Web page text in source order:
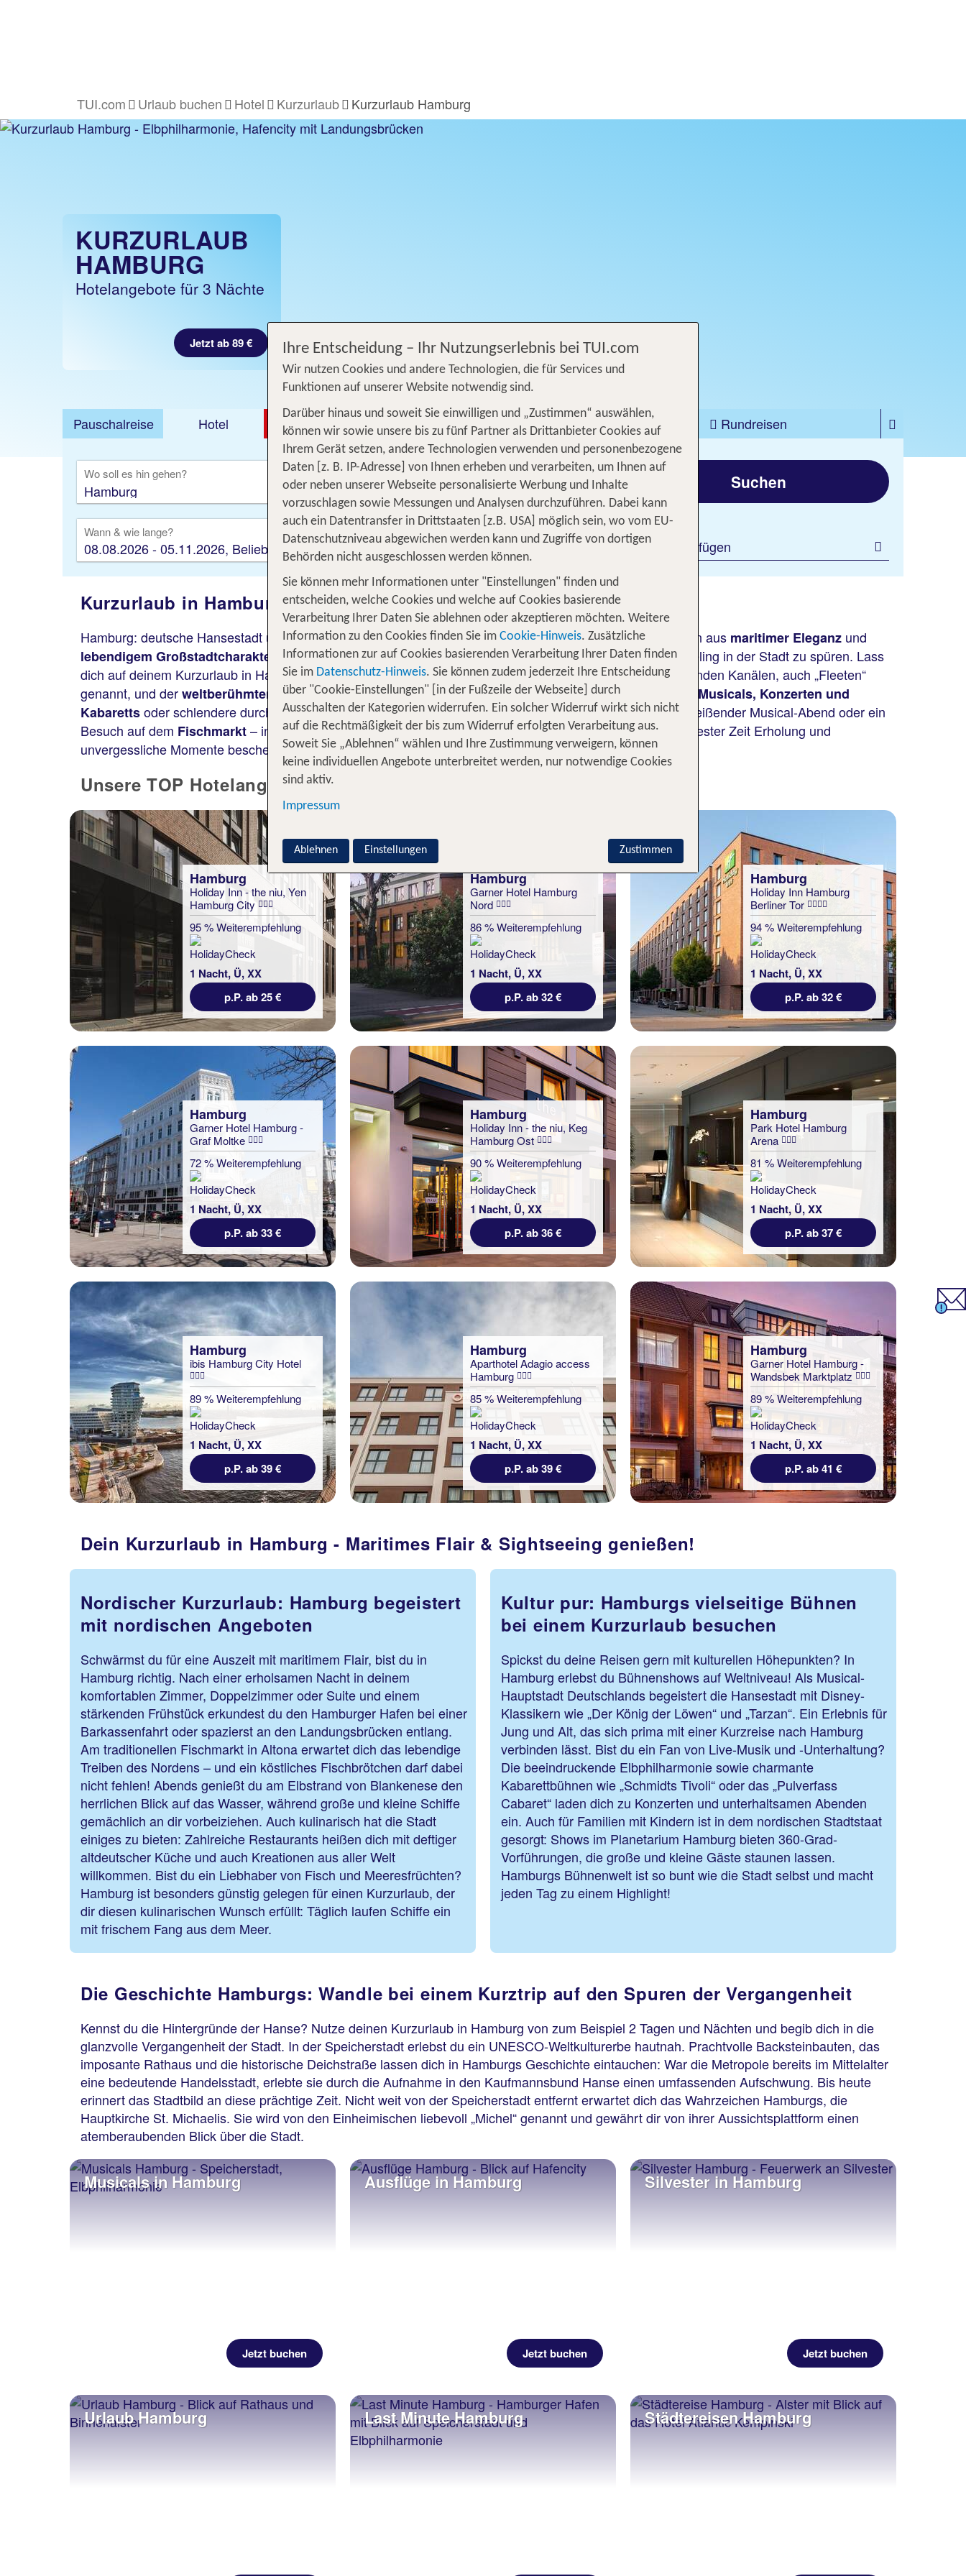
TUI.com Urlaub buchen Hotel Kurzurlaub Kurzurlaub Hamburg
KURZURLAUB
HAMBURG
Hotelangebote für 3 Nächte
Jetzt ab 89 €
Pauschalreise Hotel DEALS Flug Ferienhaus Mietwagen Kreuzfahrten
Rundreisen
Ausflüge
Camper Privattransfer Zusatzleistungen
Wo soll es hin gehen?
Flug hinzufügen
Wann & wie lange?
08.08.2026 - 05.11.2026, Beliebig
Wer reist mit?
2 Erwachsene
Suchen
Filter hinzufügen
Kurzurlaub in Hamburg: Besuche die Perle des Nordens!
Hamburg: deutsche Hansestadt undMusical-Hotspot. Die Metropole an der Elbe steht für eine Kombination aus maritimer Eleganz und
lebendigem Großstadtcharakter.
Hamburg ist "nah am Wasser gebaut" – nahezu überall ist das Küstenfeeling in der Stadt zu spüren. Lass
dich auf deinem Kurzurlaub in Hamburg verzaubern von derhistorischen Speicherstadt, den beeindruckenden Kanälen, auch „Fleeten“
genannt, und derweltberühmten Elbphilharmonie. Entdecke die facettenreiche Kulturszene der Stadt mit Musicals, Konzerten und
Kabarettsoder schlendere durch Hamburgs City und kreative Viertel. Ob entspannteAlsterrundfahrt,mitreißender Musical-Abend oder ein
Besuch auf dem Fischmarkt– in Hamburg verbringst du einen abwechslungsreichen Urlaub, der dir in kürzester Zeit Erholung und
unvergessliche Momente beschert.
Unsere TOP Hotelangebote für 1 Nacht Hamburg
Hamburg
Holiday Inn - the niu, Yen
Hamburg City
95 % Weiterempfehlung
1 Nacht, Ü, XX
p.P. ab 25 €
Hamburg
Garner Hotel Hamburg
Nord
86 % Weiterempfehlung
1 Nacht, Ü, XX
p.P. ab 32 €
Hamburg
Holiday Inn Hamburg
Berliner Tor
94 % Weiterempfehlung
1 Nacht, Ü, XX
p.P. ab 32 €
Hamburg
Garner Hotel Hamburg -
Graf Moltke
72 % Weiterempfehlung
1 Nacht, Ü, XX
p.P. ab 33 €
Hamburg
Holiday Inn - the niu, Keg
Hamburg Ost
90 % Weiterempfehlung
1 Nacht, Ü, XX
p.P. ab 36 €
Hamburg
Park Hotel Hamburg
Arena
81 % Weiterempfehlung
1 Nacht, Ü, XX
p.P. ab 37 €
Hamburg
ibis Hamburg City Hotel
89 % Weiterempfehlung
1 Nacht, Ü, XX
p.P. ab 39 €
Hamburg
Aparthotel Adagio access
Hamburg
85 % Weiterempfehlung
1 Nacht, Ü, XX
p.P. ab 39 €
Hamburg
Garner Hotel Hamburg -
Wandsbek Marktplatz
89 % Weiterempfehlung
1 Nacht, Ü, XX
p.P. ab 41 €
Dein Kurzurlaub in Hamburg - Maritimes Flair & Sightseeing genießen!
Nordischer Kurzurlaub: Hamburg begeistert
mit nordischen Angeboten
Schwärmst du für eine Auszeit mit maritimem Flair, bist du in
Hamburg richtig. Nach einer erholsamen Nacht in deinem
komfortablen Zimmer, Doppelzimmer oder Suite und einem
stärkenden Frühstück erkundest du den Hamburger Hafen bei einer
Barkassenfahrt oder spazierst an den Landungsbrücken entlang.
Am traditionellen Fischmarkt in Altona erwartet dich das lebendige
Treiben des Nordens – und ein köstliches Fischbrötchen darf dabei
nicht fehlen! Abends genießt du am Elbstrand von Blankenese den
herrlichen Blick auf das Wasser, während große und kleine Schiffe
gemächlich an dir vorbeiziehen. Auch kulinarisch hat die Stadt
einiges zu bieten: Zahlreiche Restaurants heißen dich mit deftiger
altdeutscher Küche und auch Kreationen aus aller Welt
willkommen. Bist du ein Liebhaber von Fisch und Meeresfrüchten?
Hamburg ist besonders günstig gelegen für einen Kurzurlaub, der
dir diesen kulinarischen Wunsch erfüllt: Täglich laufen Schiffe ein
mit frischem Fang aus dem Meer.
Kultur pur: Hamburgs vielseitige Bühnen
bei einem Kurzurlaub besuchen
Spickst du deine Reisen gern mit kulturellen Höhepunkten? In
Hamburg erlebst du Bühnenshows auf Weltniveau! Als Musical-
Hauptstadt Deutschlands begeistert die Hansestadt mit Disney-
Klassikern wie „Der König der Löwen“ und „Tarzan“. Ein Erlebnis für
Jung und Alt, das sich prima mit einer Kurzreise nach Hamburg
verbinden lässt. Bist du ein Fan von Live-Musik und -Unterhaltung?
Die beeindruckende Elbphilharmonie sowie charmante
Kabarettbühnen wie „Schmidts Tivoli“ oder das „Pulverfass
Cabaret“ laden dich zu Konzerten und unterhaltsamen Abenden
ein. Auch für Familien mit Kindern ist in dem nordischen Stadtstaat
gesorgt: Shows im Planetarium Hamburg bieten 360-Grad-
Vorführungen, die große und kleine Gäste staunen lassen.
Hamburgs Bühnenwelt ist so bunt wie die Stadt selbst und macht
jeden Tag zu einem Highlight!
Die Geschichte Hamburgs: Wandle bei einem Kurztrip auf den Spuren der Vergangenheit
Kennst du die Hintergründe der Hanse? Nutze deinen Kurzurlaub in Hamburg von zum Beispiel 2 Tagen und Nächten und begib dich in die
glanzvolle Vergangenheit der Stadt. In der Speicherstadt erlebst du ein UNESCO-Weltkulturerbe hautnah. Prachtvolle Backsteinbauten, das
imposante Rathaus und die historische Deichstraße lassen dich in Hamburgs Geschichte eintauchen: War die Metropole bereits im Mittelalter
eine bedeutende Handelsstadt, erlebte sie durch die Aufnahme in den Kaufmannsbund Hanse einen umfassenden Aufschwung. Bis heute
erinnert das Stadtbild an diese prächtige Zeit. Nicht weit von der Speicherstadt entfernt erwartet dich das Wahrzeichen Hamburgs, die
Hauptkirche St. Michaelis. Sie wird von den Einheimischen liebevoll „Michel“ genannt und gewährt dir von ihrer Aussichtsplattform einen
atemberaubenden Blick über die Stadt.
Musicals in Hamburg
Jetzt buchen
Ausflüge in Hamburg
Jetzt buchen
Silvester in Hamburg
Jetzt buchen
Urlaub Hamburg Last Minute Hamburg Städtereisen Hamburg
Ihre Entscheidung – Ihr Nutzungserlebnis bei TUI.com
Wir nutzen Cookies und andere Technologien, die für Services und
Funktionen auf unserer Website notwendig sind.
Darüber hinaus und soweit Sie einwilligen und „Zustimmen“ auswählen,
können wir sowie unsere bis zu fünf Partner als Drittanbieter Cookies auf
Ihrem Gerät setzen, andere Technologien verwenden und personenbezogene
Daten [z. B. IP-Adresse] von Ihnen erheben und verarbeiten, um Ihnen auf
oder neben unserer Webseite personalisierte Werbung und Inhalte
vorzuschlagen sowie Messungen und Analysen durchzuführen. Dabei kann
auch ein Datentransfer in Drittstaaten [z.B. USA] möglich sein, wo vom EU-
Datenschutzniveau abgewichen werden kann und Zugriffe von dortigen
Behörden nicht ausgeschlossen werden können.
Sie können mehr Informationen unter "Einstellungen" finden und
entscheiden, welche Cookies und welche auf Cookies basierende
Verarbeitung Ihrer Daten Sie ablehnen oder akzeptieren möchten. Weitere
Information zu den Cookies finden Sie im Cookie-Hinweis. Zusätzliche
Informationen zur auf Cookies basierenden Verarbeitung Ihrer Daten finden
Sie im Datenschutz-Hinweis. Sie können zudem jederzeit Ihre Entscheidung
über "Cookie-Einstellungen" [in der Fußzeile der Webseite] durch
Ausschalten der Kategorien widerrufen. Ein solcher Widerruf wirkt sich nicht
auf die Rechtmäßigkeit der bis zum Widerruf erfolgten Verarbeitung aus.
Soweit Sie „Ablehnen“ wählen und Ihre Zustimmung verweigern, können
keine individuellen Angebote unterbreitet werden, nur notwendige Cookies
sind aktiv.
Impressum
Zustimmen
Ablehnen Einstellungen